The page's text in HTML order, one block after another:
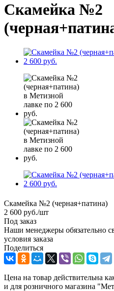
Скамейка №2
Скамейка №2 (черная+патина)
2 600 руб./шт
Под заказ
Наши менеджеры обязательно
условия заказа
Поделиться
Цена на товар действительна
и для розничного магазина